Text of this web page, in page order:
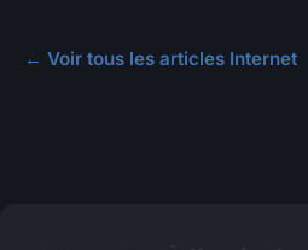
← Voir tous les articles Internet